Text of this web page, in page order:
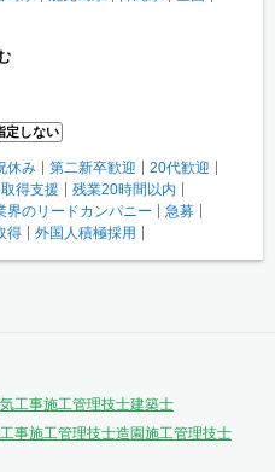
定しない
休み 第二新卒歓迎
20代歓迎
得支援
残業20時間以内
界のリードカンパニー
急募
得 外国人積極採用
工事施工管理技士建築士
事施工管理技士造園施工管理技士